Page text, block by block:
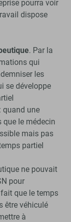
pourra voir
dispose
. Par la
qui
les
se développe
quand une
que le médecin
mais pas
partiel
ne pouvait
pour
que le temps
être véhiculé
à